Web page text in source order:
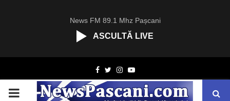
News FM 89.1 Mhz Pașcani
ASCULTĂ LIVE
Facebook
TwitterInstagram
Youtube
PRIMARY